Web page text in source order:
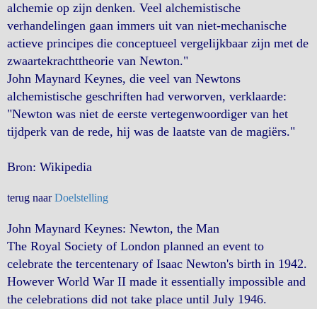
alchemie op zijn denken. Veel alchemistische
verhandelingen gaan immers uit van niet-mechanische
actieve principes die conceptueel vergelijkbaar zijn met de
zwaartekrachttheorie van Newton."
John Maynard Keynes, die veel van Newtons
alchemistische geschriften had verworven, verklaarde:
"Newton was niet de eerste vertegenwoordiger van het
tijdperk van de rede, hij was de laatste van de magiërs."
Bron: Wikipedia
terug naarDoelstelling
John Maynard Keynes: Newton, the Man
The Royal Society of London planned an event to
celebrate the tercentenary of Isaac Newton's birth in 1942.
However World War II made it essentially impossible and
the celebrations did not take place until July 1946.